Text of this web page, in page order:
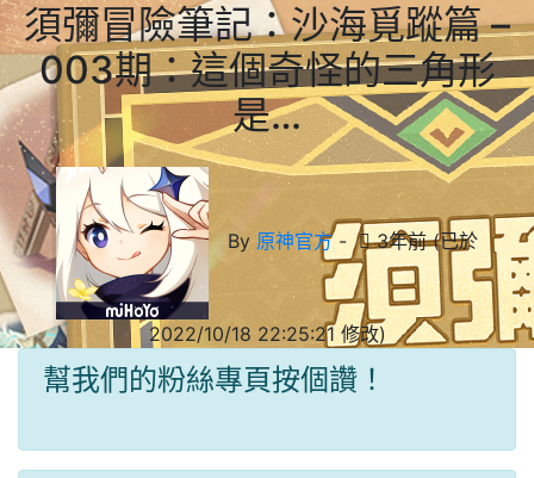
須彌冒險筆記：沙海覓蹤篇 –
003期：這個奇怪的三角形
是…
By 原神官方- 3年前 (已於
2022/10/18 22:25:21 修改)
幫我們的粉絲專頁按個讚！